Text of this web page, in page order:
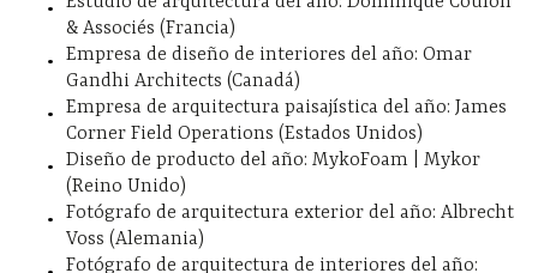
& Associés (Francia)
Empresa de diseño de interiores del año: Omar
Gandhi Architects (Canadá)
Empresa de arquitectura paisajística del año: James
Corner Field Operations (Estados Unidos)
Diseño de producto del año: MykoFoam | Mykor
(Reino Unido)
Fotógrafo de arquitectura exterior del año: Albrecht
Voss (Alemania)
Fotógrafo de arquitectura de interiores del año: